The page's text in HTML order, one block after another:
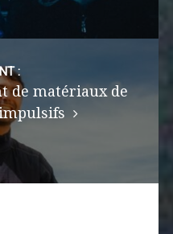
:
de matériaux de